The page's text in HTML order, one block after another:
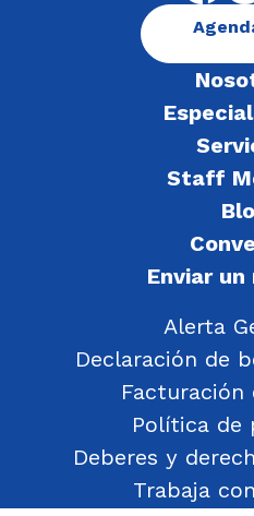
Staff
Enviar un
Alerta
Declaración de
Política de
Deberes y
Trabaja